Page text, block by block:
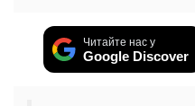
Читайте нас у
Google Discover